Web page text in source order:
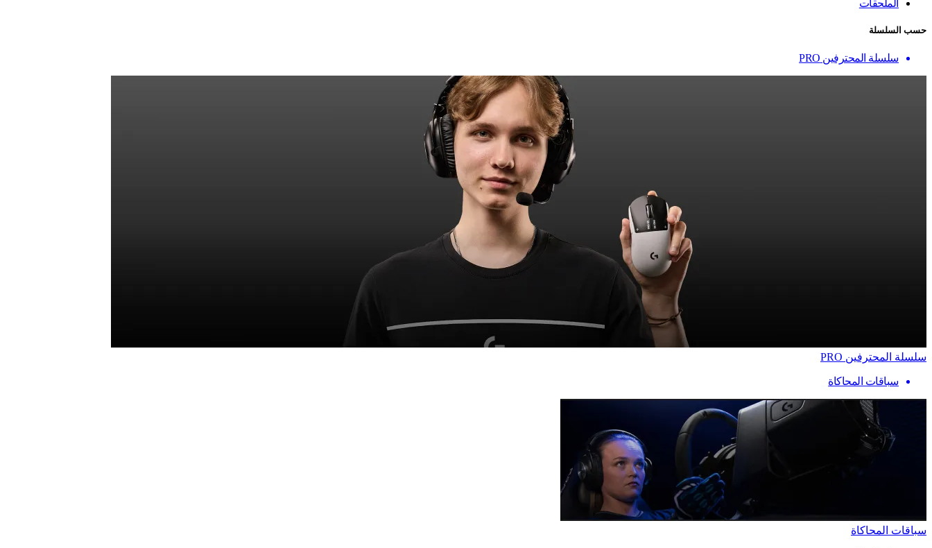
الملحقات
حسب السلسلة
سلسلة المحترفين PRO
سلسلة المحترفين PRO
سباقات المحاكاة
سباقات المحاكاة